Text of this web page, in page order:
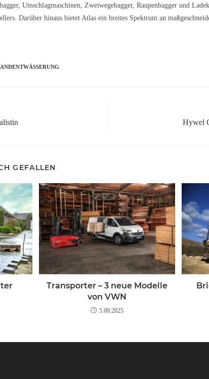
Umschlagmaschinen, Zweiwegebagger, Raupenbagger und
Darüber hinaus bietet Atlas ein breites Spektrum an
Hywel
GEFALLEN
Transporter – 3 neue Modelle
von VWN
5.09.2025